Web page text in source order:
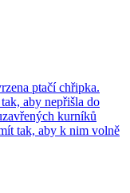
ptačí chřipka.
aby nepřišla do
kurníků
tak, aby k nim volně